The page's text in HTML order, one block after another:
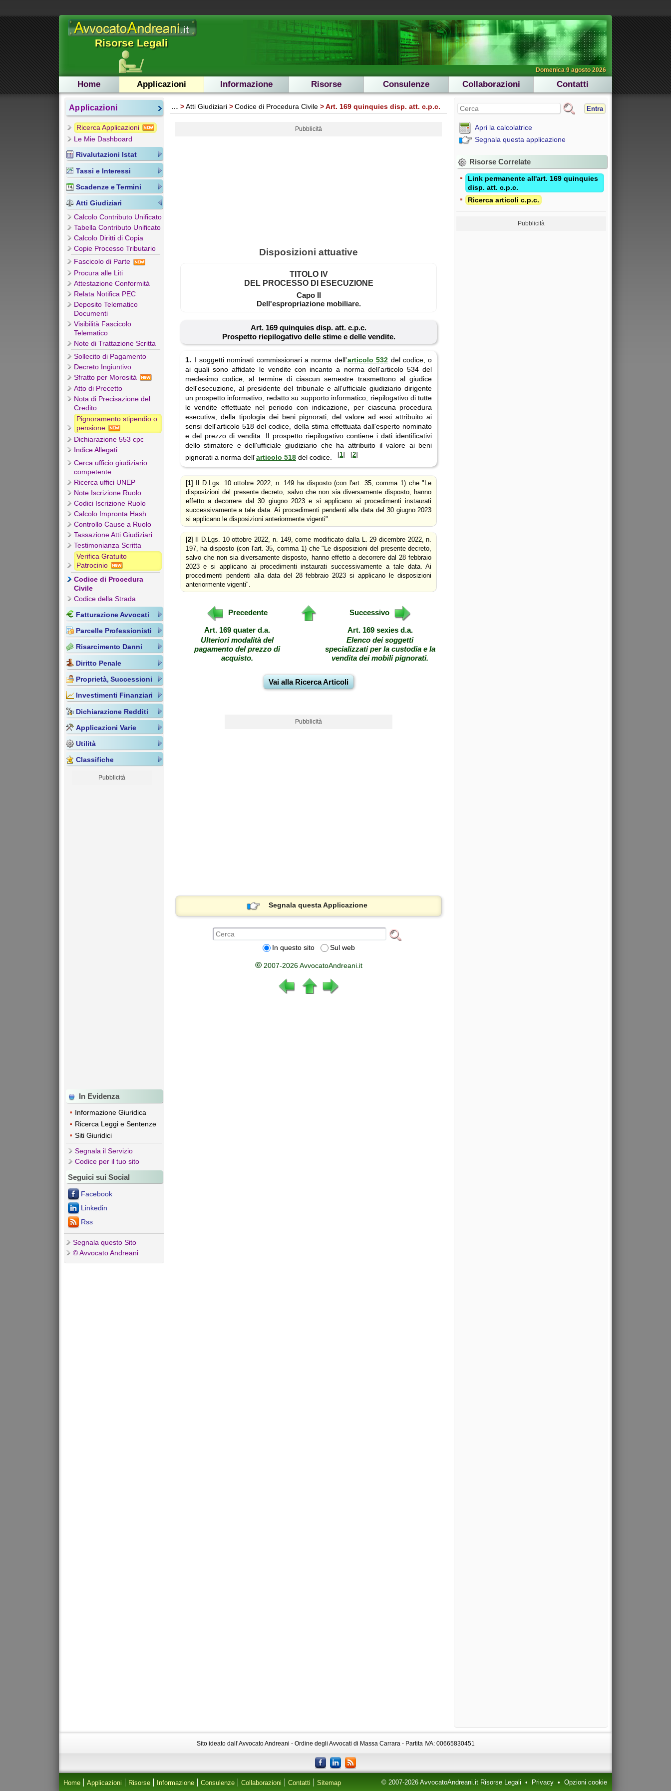
Risorse Legali
Domenica 9 agosto 2026
Home Applicazioni Informazione Risorse Consulenze Collaborazioni Contatti
Applicazioni
Ricerca Applicazioni
Le Mie Dashboard
Rivalutazioni Istat
Tassi e Interessi
Scadenze e Termini
Atti Giudiziari
Calcolo Contributo Unificato
Tabella Contributo Unificato
Calcolo Diritti di Copia
Copie Processo Tributario
Fascicolo di Parte
Procura alle Liti
Attestazione Conformità
Relata Notifica PEC
Deposito Telematico
Documenti
Visibilità Fascicolo
Telematico
Note di Trattazione Scritta
Sollecito di Pagamento
Decreto Ingiuntivo
Sfratto per Morosità
Atto di Precetto
Nota di Precisazione del
Credito
Pignoramento stipendio o
pensione
Dichiarazione 553 cpc
Indice Allegati
Cerca ufficio giudiziario
competente
Ricerca uffici UNEP
Note Iscrizione Ruolo
Codici Iscrizione Ruolo
Calcolo Impronta Hash
Controllo Cause a Ruolo
Tassazione Atti Giudiziari
Testimonianza Scritta
Verifica Gratuito
Patrocinio
Codice di Procedura
Civile
Codice della Strada
Fatturazione Avvocati
Parcelle Professionisti
Risarcimento Danni
Diritto Penale
Proprietà, Successioni
Investimenti Finanziari
Dichiarazione Redditi
Applicazioni Varie
Utilità
Classifiche
Pubblicità
In Evidenza
Informazione Giuridica
Ricerca Leggi e Sentenze
Siti Giuridici
Segnala il Servizio
Codice per il tuo sito
Seguici sui Social
Facebook
Linkedin
Rss
Segnala questo Sito
© Avvocato Andreani
… Atti Giudiziari Codice di Procedura Civile Art. 169 quinquies disp. att. c.p.c.
Pubblicità
Disposizioni attuative
TITOLO IV
DEL PROCESSO DI ESECUZIONE
Capo II
Dell'espropriazione mobiliare.
Art. 169 quinquies disp. att. c.p.c.
Prospetto riepilogativo delle stime e delle vendite.
1. I soggetti nominati commissionari a norma dell'articolo 532 del codice, o
ai quali sono affidate le vendite con incanto a norma dell'articolo 534 del
medesimo codice, al termine di ciascun semestre trasmettono al giudice
dell'esecuzione, al presidente del tribunale e all'ufficiale giudiziario dirigente
un prospetto informativo, redatto su supporto informatico, riepilogativo di tutte
le vendite effettuate nel periodo con indicazione, per ciascuna procedura
esecutiva, della tipologia dei beni pignorati, del valore ad essi attribuito ai
sensi dell'articolo 518 del codice, della stima effettuata dall'esperto nominato
e del prezzo di vendita. Il prospetto riepilogativo contiene i dati identificativi
dello stimatore e dell'ufficiale giudiziario che ha attribuito il valore ai beni
pignorati a norma dell'articolo 518del codice. [1] [2]
[1] Il D.Lgs. 10 ottobre 2022, n. 149 ha disposto (con l'art. 35, comma 1) che "Le
disposizioni del presente decreto, salvo che non sia diversamente disposto, hanno
effetto a decorrere dal 30 giugno 2023 e si applicano ai procedimenti instaurati
successivamente a tale data. Ai procedimenti pendenti alla data del 30 giugno 2023
si applicano le disposizioni anteriormente vigenti".
[2] Il D.Lgs. 10 ottobre 2022, n. 149, come modificato dalla L. 29 dicembre 2022, n.
197, ha disposto (con l'art. 35, comma 1) che "Le disposizioni del presente decreto,
salvo che non sia diversamente disposto, hanno effetto a decorrere dal 28 febbraio
2023 e si applicano ai procedimenti instaurati successivamente a tale data. Ai
procedimenti pendenti alla data del 28 febbraio 2023 si applicano le disposizioni
anteriormente vigenti".
Precedente
Art. 169 quater d.a.
Ulteriori modalità del
pagamento del prezzo di
acquisto.
Successivo
Art. 169 sexies d.a.
Elenco dei soggetti
specializzati per la custodia e la
vendita dei mobili pignorati.
Vai alla Ricerca Articoli
Pubblicità
Segnala questa Applicazione
In questo sito Sul web
©2007-2026 AvvocatoAndreani.it
Entra
Apri la calcolatrice
Segnala questa applicazione
Risorse Correlate
Link permanente all'art. 169 quinquies
disp. att. c.p.c.
Ricerca articoli c.p.c.
Pubblicità
Sito ideato dall’Avvocato Andreani - Ordine degli Avvocati di Massa Carrara - Partita IVA: 00665830451
Home Applicazioni Risorse Informazione Consulenze Collaborazioni Contatti Sitemap © 2007-2026 AvvocatoAndreani.it Risorse Legali • Privacy • Opzioni cookie